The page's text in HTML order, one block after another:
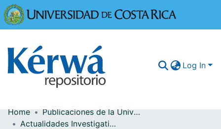
Log In
Communities & Collections
Home
Publicaciones de la Universidad de Costa Rica
Actualidades Investigativas en Educación